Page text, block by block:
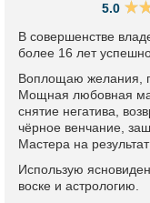
5.0
В совершенстве
более 16 лет
Воплощаю желания,
Мощная любовная
снятие негатива,
чёрное венчание,
Мастера на
Использую
воске и астрологию.